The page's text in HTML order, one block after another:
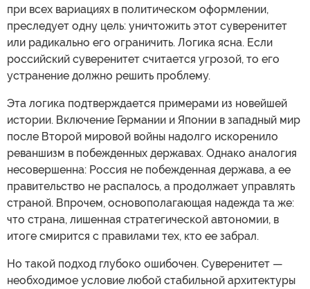
при всех вариациях в политическом оформлении,
преследует одну цель: уничтожить этот суверенитет
или радикально его ограничить. Логика ясна. Если
российский суверенитет считается угрозой, то его
устранение должно решить проблему.
Эта логика подтверждается примерами из новейшей
истории. Включение Германии и Японии в западный мир
после Второй мировой войны надолго искоренило
реваншизм в побежденных державах. Однако аналогия
несовершенна: Россия не побежденная держава, а ее
правительство не распалось, а продолжает управлять
страной. Впрочем, основополагающая надежда та же:
что страна, лишенная стратегической автономии, в
итоге смирится с правилами тех, кто ее забрал.
Но такой подход глубоко ошибочен. Суверенитет —
необходимое условие любой стабильной архитектуры